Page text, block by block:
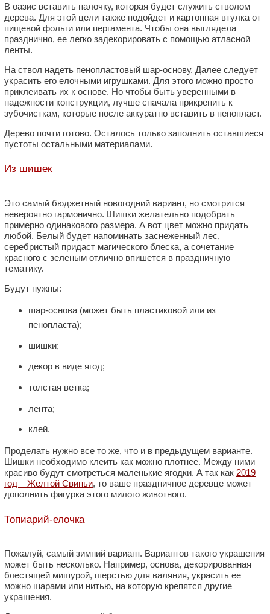
В оазис вставить палочку, которая будет служить стволом
дерева. Для этой цели также подойдет и картонная втулка от
пищевой фольги или пергамента. Чтобы она выглядела
празднично, ее легко задекорировать с помощью атласной
ленты.
На ствол надеть пенопластовый шар-основу. Далее следует
украсить его елочными игрушками. Для этого можно просто
приклеивать их к основе. Но чтобы быть уверенными в
надежности конструкции, лучше сначала прикрепить к
зубочисткам, которые после аккуратно вставить в пенопласт.
Дерево почти готово. Осталось только заполнить оставшиеся
пустоты остальными материалами.
Из шишек
Это самый бюджетный новогодний вариант, но смотрится
невероятно гармонично. Шишки желательно подобрать
примерно одинакового размера. А вот цвет можно придать
любой. Белый будет напоминать заснеженный лес,
серебристый придаст магического блеска, а сочетание
красного с зеленым отлично впишется в праздничную
тематику.
Будут нужны:
шар-основа (может быть пластиковой или из
пенопласта);
шишки;
декор в виде ягод;
толстая ветка;
лента;
клей.
Проделать нужно все то же, что и в предыдущем варианте.
Шишки необходимо клеить как можно плотнее. Между ними
красиво будут смотреться маленькие ягодки. А так как 2019
год – Желтой Свиньи, то ваше праздничное деревце может
дополнить фигурка этого милого животного.
Топиарий-елочка
Пожалуй, самый зимний вариант. Вариантов такого украшения
может быть несколько. Например, основа, декорированная
блестящей мишурой, шерстью для валяния, украсить ее
можно шарами или нитью, на которую крепятся другие
украшения.